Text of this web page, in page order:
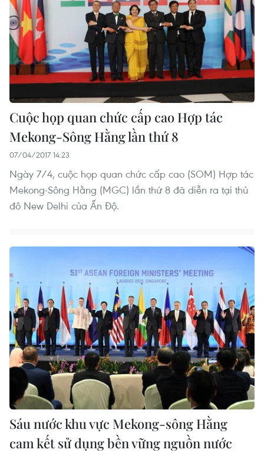
Cuộc họp quan chức cấp cao Hợp tác
Mekong-Sông Hằng lần thứ 8
07/04/2017 14:23
Ngày 7/4, cuộc họp quan chức cấp cao (SOM) Hợp tác
Mekong-Sông Hằng (MGC) lần thứ 8 đã diễn ra tại thủ
đô New Delhi của Ấn Độ.
Sáu nước khu vực Mekong-sông Hằng
cam kết sử dụng bền vững nguồn nước